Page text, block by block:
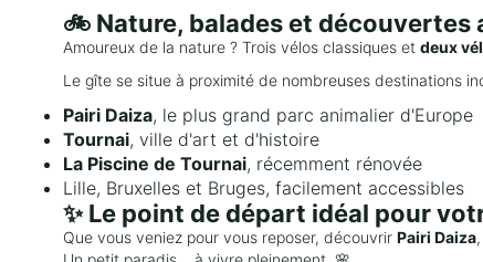
🚲 Nature, balades et découvertes
Amoureux de la nature ? Trois vélos classiques et deux
Le gîte se situe à proximité de nombreuses destinations
Pairi Daiza, le plus grand parc animalier d'Europe
Tournai, ville d'art et d'histoire
La Piscine de Tournai, récemment rénovée
Lille, Bruxelles et Bruges, facilement accessibles
✨ Le point de départ idéal pour
Que vous veniez pour vous reposer, découvrir Pairi Daiza